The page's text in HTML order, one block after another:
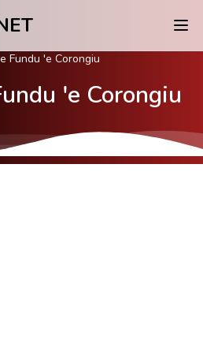
Fundu 'e Corongiu
'e Corongiu